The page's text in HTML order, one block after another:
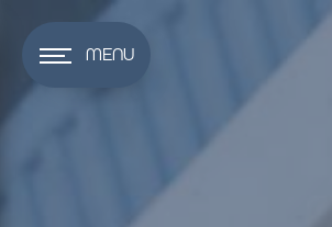
MENU
Panneau de gestion des cookies